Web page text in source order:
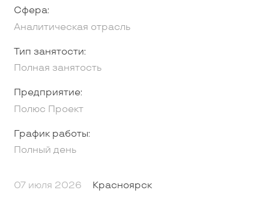
Сфера:
Аналитическая отрасль
Тип занятости:
Полная занятость
Предприятие:
Полюс Проект
График работы:
Полный день
07 июля 2026 Красноярск